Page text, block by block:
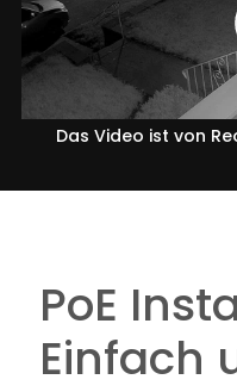
Das Video ist von
PoE
Einfach